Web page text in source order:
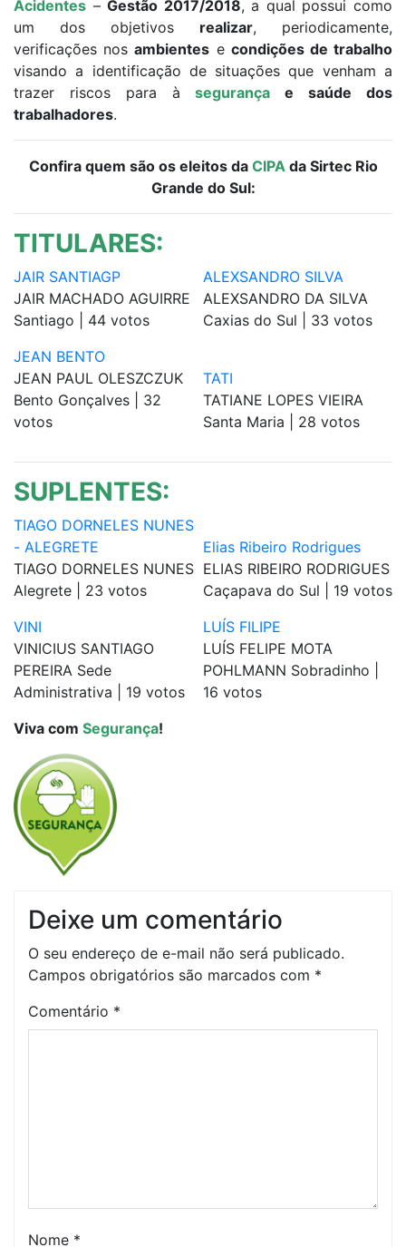
Acidentes –Gestão 2017/2018, a qual possui como
um dos objetivos realizar, periodicamente,
verificações nosambientes e condições de trabalho
visando a identificação de situações que venham a
trazer riscos para àsegurança e saúde dos
trabalhadores.
Confira quem são os eleitos da CIPAda Sirtec Rio
Grande do Sul:
TITULARES:
JAIR SANTIAGP
JAIR MACHADO AGUIRRE
Santiago | 44 votos
ALEXSANDRO SILVA
ALEXSANDRO DA SILVA
Caxias do Sul | 33 votos
JEAN BENTO
JEAN PAUL OLESZCZUK
Bento Gonçalves | 32
votos
TATI
TATIANE LOPES VIEIRA
Santa Maria | 28 votos
SUPLENTES:
TIAGO DORNELES NUNES
- ALEGRETE
TIAGO DORNELES NUNES
Alegrete | 23 votos
Elias Ribeiro Rodrigues
ELIAS RIBEIRO RODRIGUES
Caçapava do Sul | 19 votos
VINI
VINICIUS SANTIAGO
PEREIRA Sede
Administrativa | 19 votos
LUÍS FILIPE
LUÍS FELIPE MOTA
POHLMANN Sobradinho |
16 votos
Viva com Segurança!
Deixe um comentário
O seu endereço de e-mail não será publicado.
Campos obrigatórios são marcados com *
Comentário *
Nome *